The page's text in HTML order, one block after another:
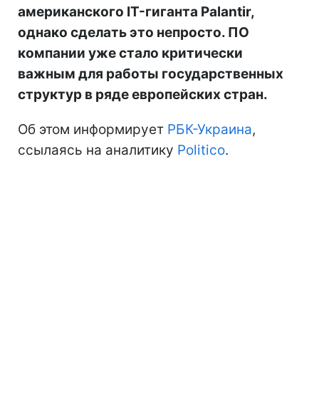
американского IT-гиганта Palantir,
однако сделать это непросто. ПО
компании уже стало критически
важным для работы государственных
структур в ряде европейских стран.
Об этом информирует РБК-Украина,
ссылаясь на аналитику Politico.